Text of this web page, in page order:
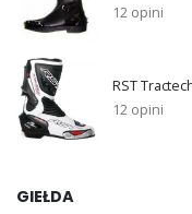
12 opini
RST
12 opini
GIEŁDA